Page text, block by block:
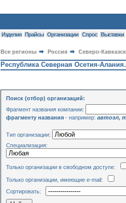
Изделия Прайсы Организации Спрос Выставки
Все регионы Россия Северо-
Республика Северная Осетия-
Поиск (отбор) организаций:
Фрагмент названия компании:
фрагменту названия - например: автоэл,
Тип организации:
Специализация:
Только организации в свободном доступе:
Только организации, имеющие e-mail:
Сортировать: